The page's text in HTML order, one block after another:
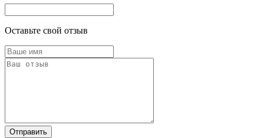
Оставьте свой отзыв